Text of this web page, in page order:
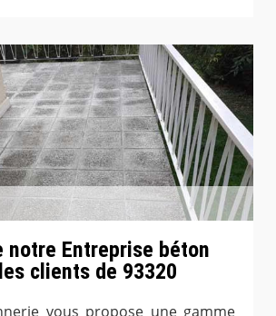
notre Entreprise béton
clients de 93320
vous propose une gamme